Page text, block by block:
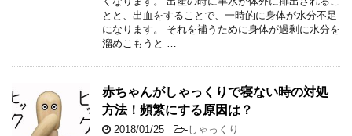
とと、出血をすることで、一時的に身体が水分不足
になります。 それを補うために身体が過剰に水分を
溜めこもうと …
赤ちゃんがしゃっくりで寝ない時の対処
方法！頻繁にする原因は？
2018/01/25 -しゃっくり